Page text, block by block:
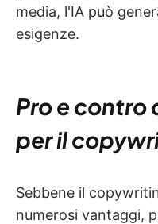
media, l'IA può
esigenze.
Pro e contro
per il
Sebbene il
numerosi vantaggi,